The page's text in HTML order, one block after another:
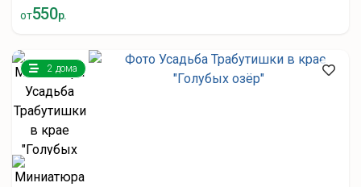
от550р.
2 дома